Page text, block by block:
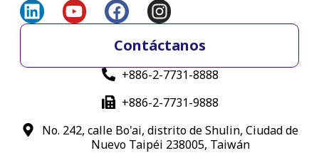
Contáctanos
+886-2-7731-8888
+886-2-7731-9888
No. 242, calle Bo'ai, distrito de Shulin, Ciudad de
Nuevo Taipéi 238005, Taiwán